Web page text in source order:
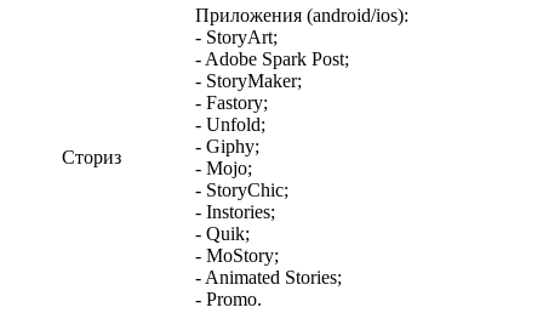
Сториз
Приложения (android/ios):
- StoryArt;
- Adobe Spark Post;
- StoryMaker;
- Fastory;
- Unfold;
- Giphy;
- Mojo;
- StoryChic;
- Instories;
- Quik;
- МoStory;
- Animated Stories;
- Promo.